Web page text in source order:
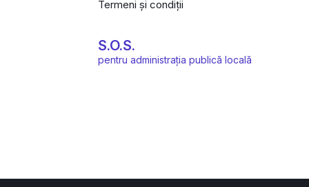
Termeni și condiții
S.O.S.
pentru administrația publică locală